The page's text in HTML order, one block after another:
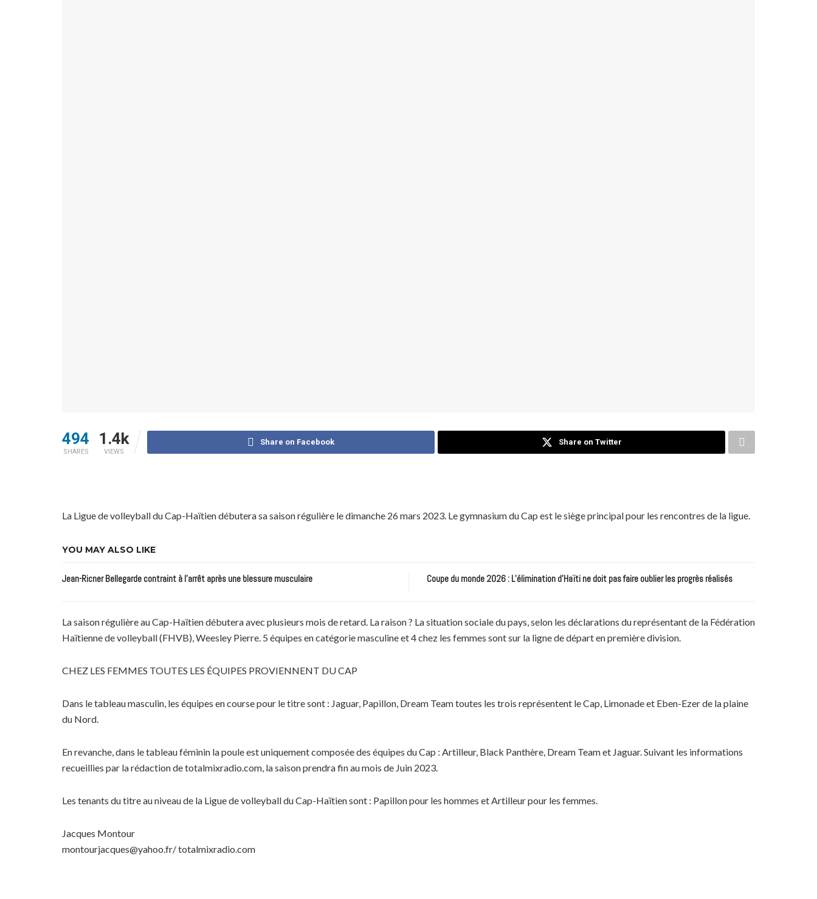
494
SHARES
1.4k
VIEWS
Share on Facebook Share on Twitter
La Ligue de volleyball du Cap-Haïtien débutera sa saison régulière le dimanche 26 mars 2023. Le gymnasium du Cap est le siège principal pour les rencontres de la ligue.
YOU MAY ALSO LIKE
Jean-Ricner Bellegarde contraint à l’arrêt après une blessure musculaire Coupe du monde 2026 : L’élimination d’Haïti ne doit pas faire oublier les progrès réalisés
La saison régulière au Cap-Haïtien débutera avec plusieurs mois de retard. La raison ? La situation sociale du pays, selon les déclarations du représentant de la Fédération
Haïtienne de volleyball (FHVB), Weesley Pierre. 5 équipes en catégorie masculine et 4 chez les femmes sont sur la ligne de départ en première division.
CHEZ LES FEMMES TOUTES LES ÉQUIPES PROVIENNENT DU CAP
Dans le tableau masculin, les équipes en course pour le titre sont : Jaguar, Papillon, Dream Team toutes les trois représentent le Cap, Limonade et Eben-Ezer de la plaine
du Nord.
En revanche, dans le tableau féminin la poule est uniquement composée des équipes du Cap : Artilleur, Black Panthère, Dream Team et Jaguar. Suivant les informations
recueillies par la rédaction de totalmixradio.com, la saison prendra fin au mois de Juin 2023.
Les tenants du titre au niveau de la Ligue de volleyball du Cap-Haïtien sont : Papillon pour les hommes et Artilleur pour les femmes.
Jacques Montour
montourjacques@yahoo.fr/ totalmixradio.com